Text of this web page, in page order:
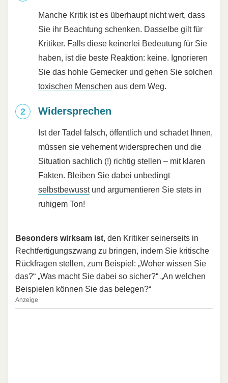
Manche Kritik ist es überhaupt nicht wert, dass
Sie ihr Beachtung schenken. Dasselbe gilt für
Kritiker. Falls diese keinerlei Bedeutung für Sie
haben, ist die beste Reaktion: keine. Ignorieren
Sie das hohle Gemecker und gehen Sie solchen
toxischen Menschen aus dem Weg.
Widersprechen
Ist der Tadel falsch, öffentlich und schadet Ihnen,
müssen sie vehement widersprechen und die
Situation sachlich (!) richtig stellen – mit klaren
Fakten. Bleiben Sie dabei unbedingt
selbstbewusstund argumentieren Sie stets in
ruhigem Ton!
Besonders wirksam ist, den Kritiker seinerseits in
Rechtfertigungszwang zu bringen, indem Sie kritische
Rückfragen stellen, zum Beispiel: „Woher wissen Sie
das?“ „Was macht Sie dabei so sicher?“ „An welchen
Beispielen können Sie das belegen?“
Anzeige